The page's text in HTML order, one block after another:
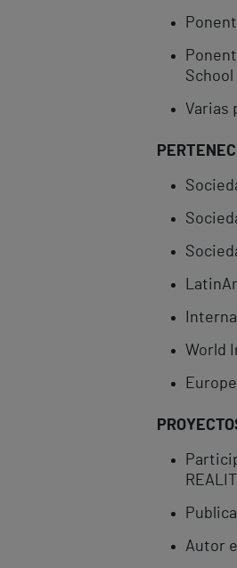
Varias
World
Autor